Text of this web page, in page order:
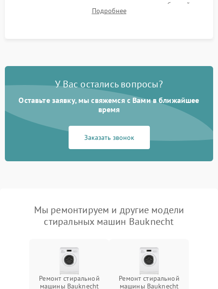
корректности слива, отсутствия излишних вибраций,
посторонних стуков и протечек под корпусом.
Подробнее
У Вас остались вопросы?
Оставьте заявку, мы свяжемся с Вами в ближайшее
время
Заказать звонок
Мы ремонтируем и другие модели
стиральных машин Bauknecht
Ремонт стиральной
машины Bauknecht
Ремонт стиральной
машины Bauknecht